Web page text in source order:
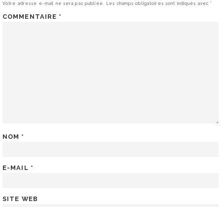
Votre adresse e-mail ne sera pas publiée. Les champs obligatoires sont indiqués avec*
COMMENTAIRE *
NOM *
E-MAIL *
SITE WEB